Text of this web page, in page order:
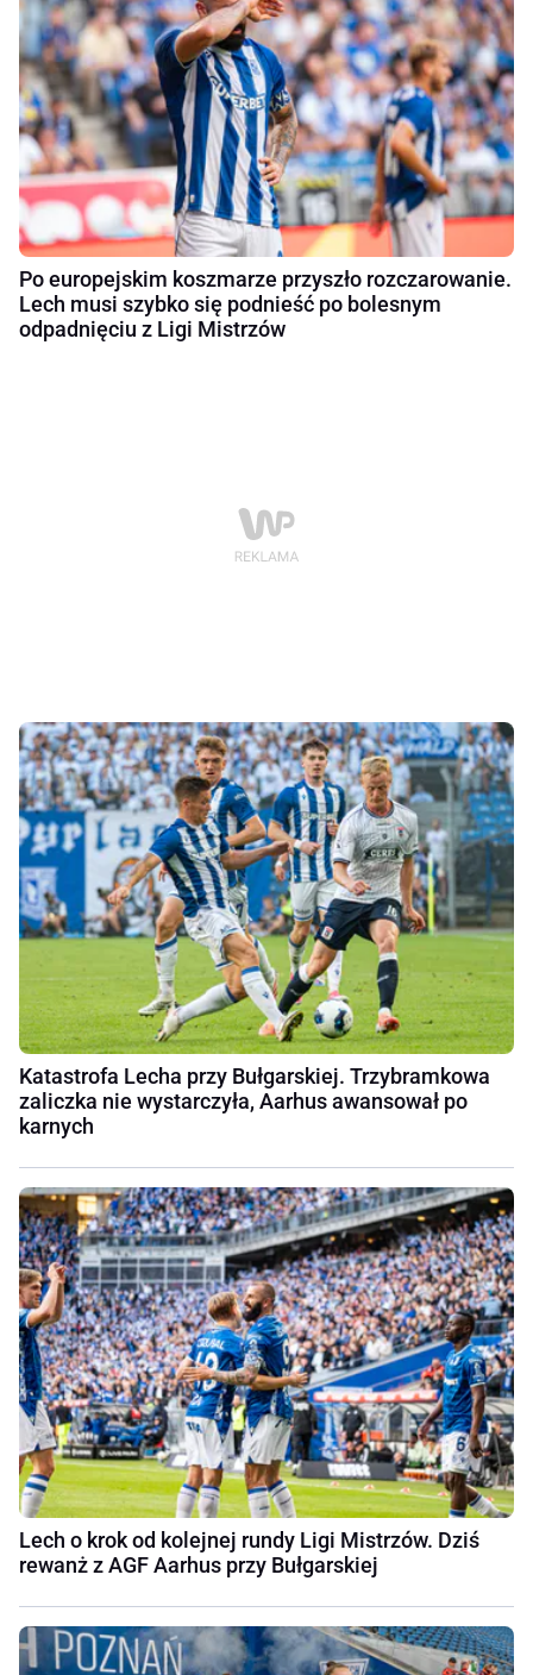
Po europejskim koszmarze przyszło rozczarowanie.
Lech musi szybko się podnieść po bolesnym
odpadnięciu z Ligi Mistrzów
Katastrofa Lecha przy Bułgarskiej. Trzybramkowa
zaliczka nie wystarczyła, Aarhus awansował po
karnych
Lech o krok od kolejnej rundy Ligi Mistrzów. Dziś
rewanż z AGF Aarhus przy Bułgarskiej